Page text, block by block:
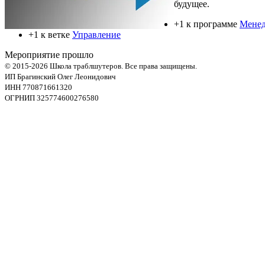
будущее.
+1 к программе
+1 к ветке Управление
Мероприятие прошло
© 2015-2026 Школа траблшутеров. Все права защищены.
ИП Брагинский Олег Леонидович
ИНН 770871661320
ОГРНИП 325774600276580